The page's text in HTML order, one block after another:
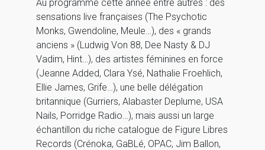
Au programme cette année entre autres : des
sensations live françaises (The Psychotic
Monks, Gwendoline, Meule…), des « grands
anciens » (Ludwig Von 88, Dee Nasty & DJ
Vadim, Hint…), des artistes féminines en force
(Jeanne Added, Clara Ysé, Nathalie Froehlich,
Ellie James, Grife…), une belle délégation
britannique (Gurriers, Alabaster Deplume, USA
Nails, Porridge Radio…), mais aussi un large
échantillon du riche catalogue de Figure Libres
Records (Crénoka, GaBLé, OPAC, Jim Ballon,